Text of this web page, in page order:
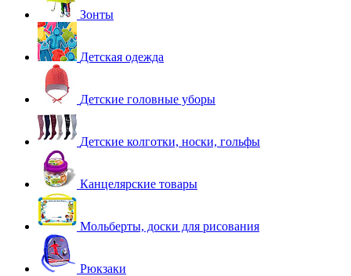
Зонты
Детская одежда
Детские головные уборы
Детские колготки, носки, гольфы
Канцелярские товары
Мольберты, доски для рисования
Рюкзаки